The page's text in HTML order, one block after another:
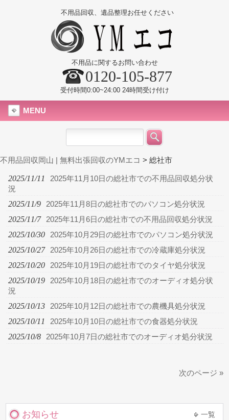
不用品回収、遺品整理お任せください
不用品に関するお問い合わせ
0120-105-877
受付時間0:00~24:00 24時間受け付け
MENU
不用品回収岡山 | 無料出張回収のYMエコ > 総社市
2025/11/11
2025年11月10日の総社市での不用品回収処分状
況
2025/11/9 2025年11月8日の総社市でのパソコン処分状況
2025/11/7 2025年11月6日の総社市での不用品回収処分状況
2025/10/30 2025年10月29日の総社市でのパソコン処分状況
2025/10/27 2025年10月26日の総社市での冷蔵庫処分状況
2025/10/20 2025年10月19日の総社市でのタイヤ処分状況
2025/10/19
2025年10月18日の総社市でのオーディオ処分状
況
2025/10/13 2025年10月12日の総社市での農機具処分状況
2025/10/11 2025年10月10日の総社市での食器処分状況
2025/10/8 2025年10月7日の総社市でのオーディオ処分状況
次のページ »
お知らせ 一覧